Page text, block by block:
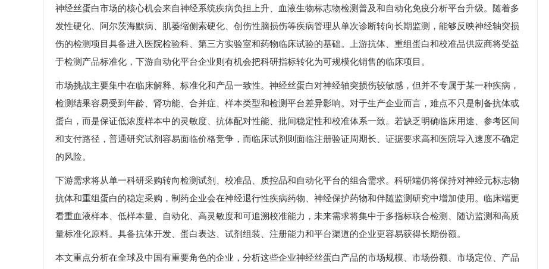
神经丝蛋白市场的核心机会来自神经系统疾病负担上升、血液生物标志物检测普及和自动化免疫分析平台升级。随着多
发性硬化、阿尔茨海默病、肌萎缩侧索硬化、创伤性脑损伤等疾病管理从单次诊断转向长期监测，能够反映神经轴突损
伤的检测项目具备进入医院检验科、第三方实验室和药物临床试验的基础。上游抗体、重组蛋白和校准品供应商将受益
于检测产品标准化，下游自动化平台企业则有机会把科研指标转化为可规模化销售的临床项目。
市场挑战主要集中在临床解释、标准化和产品一致性。神经丝蛋白对神经轴突损伤较敏感，但并不专属于某一种疾病，
检测结果容易受到年龄、肾功能、合并症、样本类型和检测平台差异影响。对于生产企业而言，难点不只是制备抗体或
蛋白，而是保证低浓度样本中的灵敏度、抗体配对性能、批间稳定性和校准体系一致。若缺乏明确临床用途、参考区间
和支付路径，普通研究试剂容易面临价格竞争，而临床试剂则面临注册验证周期长、证据要求高和医院导入速度不确定
的风险。
下游需求将从单一科研采购转向检测试剂、校准品、质控品和自动化平台的组合需求。科研端仍将保持对神经元标志物
抗体和重组蛋白的稳定采购，制药企业会在神经退行性疾病药物、神经保护药物和伴随监测研究中增加使用。临床端更
看重血液样本、低样本量、自动化、高灵敏度和可追溯校准能力，未来需求将集中于多指标联合检测、随访监测和高质
量标准化原料。具备抗体开发、蛋白表达、试剂组装、注册能力和平台渠道的企业更容易获得长期份额。
本文重点分析在全球及中国有重要角色的企业，分析这些企业神经丝蛋白产品的市场规模、市场份额、市场定位、产品